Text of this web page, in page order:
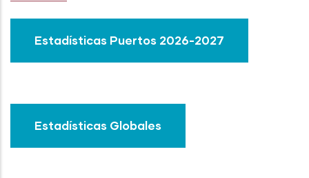
Estadísticas Puertos 2026-2027
Estadísticas Globales